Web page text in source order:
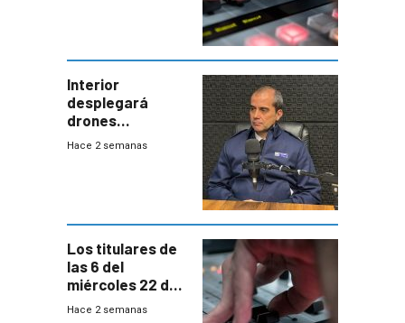
Interior
desplegará
drones
autónomos para
Hace 2 semanas
Los titulares de
las 6 del
miércoles 22 de
julio de 2026
Hace 2 semanas